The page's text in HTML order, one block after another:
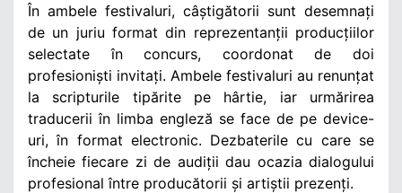
În ambele festivaluri, câștigătorii sunt desemnați
de un juriu format din reprezentanții producțiilor
selectate în concurs, coordonat de doi
profesioniști invitați. Ambele festivaluri au renunțat
la scripturile tipărite pe hârtie, iar urmărirea
traducerii în limba engleză se face de pe device-
uri, în format electronic. Dezbaterile cu care se
încheie fiecare zi de audiții dau ocazia dialogului
profesional între producătorii și artiștii prezenți.